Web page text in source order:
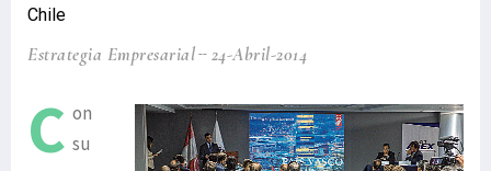
Chile
Estrategia Empresarial 24-Abril-2014
C on
su